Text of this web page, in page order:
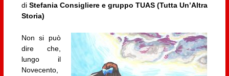
di Stefania Consigliere e gruppo TUAS (Tutta Un’Altra
Storia)
Non si può
dire che,
lungo il
Novecento,